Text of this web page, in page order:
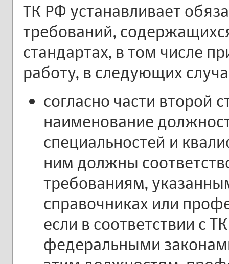
ТК РФ устанавливает
требований,
стандартах, в том числе
работу, в следующих
согласно части второй
наименование
специальностей и
ним должны
требованиям,
справочниках или
если в соответствии с
федеральными